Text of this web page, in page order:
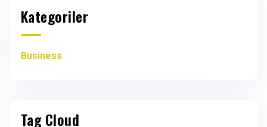
Kategoriler
Business
Tag Cloud